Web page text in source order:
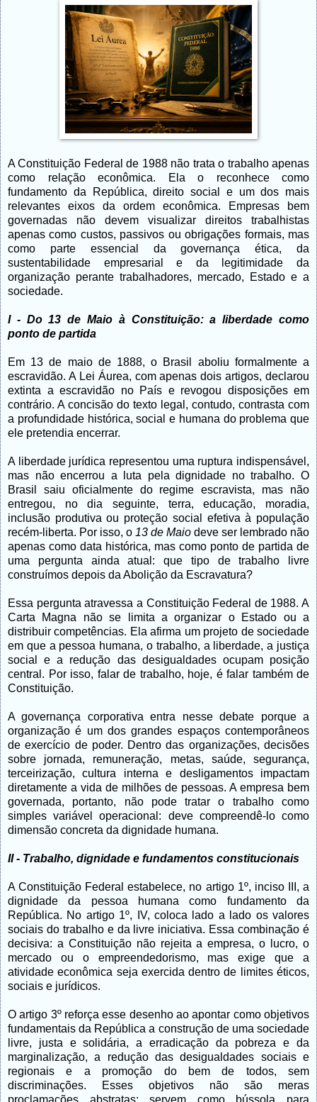
A Constituição Federal de 1988 não trata o trabalho apenas
como relação econômica. Ela o reconhece como
fundamento da República, direito social e um dos mais
relevantes eixos da ordem econômica. Empresas bem
governadas não devem visualizar direitos trabalhistas
apenas como custos, passivos ou obrigações formais, mas
como parte essencial da governança ética, da
sustentabilidade empresarial e da legitimidade da
organização perante trabalhadores, mercado, Estado e a
sociedade.
I - Do 13 de Maio à Constituição: a liberdade como
ponto de partida
Em 13 de maio de 1888, o Brasil aboliu formalmente a
escravidão. A Lei Áurea, com apenas dois artigos, declarou
extinta a escravidão no País e revogou disposições em
contrário. A concisão do texto legal, contudo, contrasta com
a profundidade histórica, social e humana do problema que
ele pretendia encerrar.
A liberdade jurídica representou uma ruptura indispensável,
mas não encerrou a luta pela dignidade no trabalho. O
Brasil saiu oficialmente do regime escravista, mas não
entregou, no dia seguinte, terra, educação, moradia,
inclusão produtiva ou proteção social efetiva à população
recém-liberta. Por isso, o 13 de Maio deve ser lembrado não
apenas como data histórica, mas como ponto de partida de
uma pergunta ainda atual: que tipo de trabalho livre
construímos depois da Abolição da Escravatura?
Essa pergunta atravessa a Constituição Federal de 1988. A
Carta Magna não se limita a organizar o Estado ou a
distribuir competências. Ela afirma um projeto de sociedade
em que a pessoa humana, o trabalho, a liberdade, a justiça
social e a redução das desigualdades ocupam posição
central. Por isso, falar de trabalho, hoje, é falar também de
Constituição.
A governança corporativa entra nesse debate porque a
organização é um dos grandes espaços contemporâneos
de exercício de poder. Dentro das organizações, decisões
sobre jornada, remuneração, metas, saúde, segurança,
terceirização, cultura interna e desligamentos impactam
diretamente a vida de milhões de pessoas. A empresa bem
governada, portanto, não pode tratar o trabalho como
simples variável operacional: deve compreendê-lo como
dimensão concreta da dignidade humana.
II - Trabalho, dignidade e fundamentos constitucionais
A Constituição Federal estabelece, no artigo 1º, inciso III, a
dignidade da pessoa humana como fundamento da
República. No artigo 1º, IV, coloca lado a lado os valores
sociais do trabalho e da livre iniciativa. Essa combinação é
decisiva: a Constituição não rejeita a empresa, o lucro, o
mercado ou o empreendedorismo, mas exige que a
atividade econômica seja exercida dentro de limites éticos,
sociais e jurídicos.
O artigo 3º reforça esse desenho ao apontar como objetivos
fundamentais da República a construção de uma sociedade
livre, justa e solidária, a erradicação da pobreza e da
marginalização, a redução das desigualdades sociais e
regionais e a promoção do bem de todos, sem
discriminações. Esses objetivos não são meras
proclamações abstratas: servem como bússola para